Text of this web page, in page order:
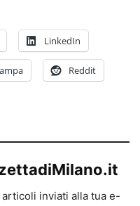
LinkedIn
Reddit
inviati alla tua e-